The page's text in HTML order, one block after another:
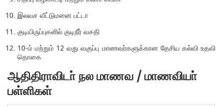
இலவச வீட்டுமனை பட்டா
குடியிருப்புகளில் குடிநீர் வசதி
10-ம் மற்றும் 12 வது வகுப்பு மாணவர்களுக்கான தேசிய கல்வி உதவி
தொகை
ஆதிதிராவிடா் நல மாணவ / மாணவியா்
பள்ளிகள்